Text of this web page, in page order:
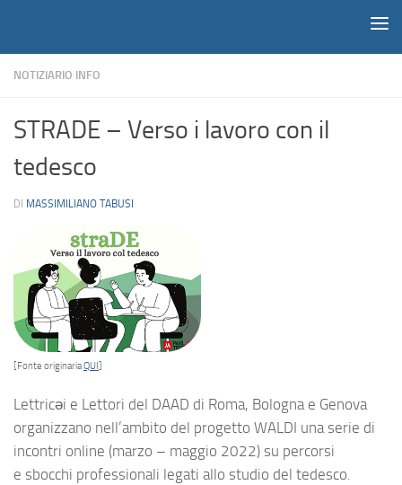
NOTIZIARIO INFO
STRADE – Verso i lavoro con il
tedesco
DI MASSIMILIANO TABUSI
[Fonte originariaQUI]
Lettricəi e Lettori del DAAD di Roma, Bologna e Genova
organizzano nell’ambito del progetto WALDI una serie di
incontri online (marzo – maggio 2022) su percorsi
e sbocchi professionali legati allo studio del tedesco.